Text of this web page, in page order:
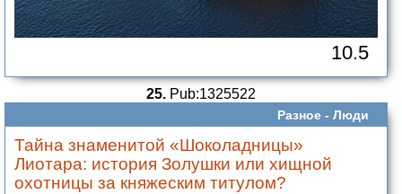
10.5
25. Pub:1325522
Разное - Люди
Тайна знаменитой «Шоколадницы»
Лиотара: история Золушки или хищной
охотницы за княжеским титулом?